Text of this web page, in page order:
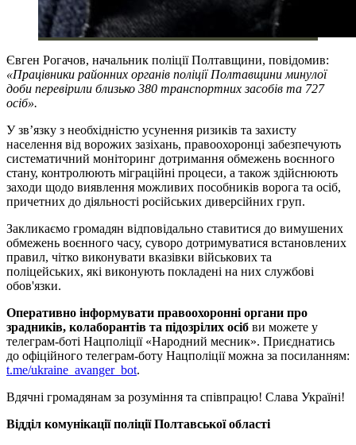
Євген Рогачов, начальник поліції Полтавщини, повідомив:
«Працівники районних органів поліції Полтавщини минулої
доби перевірили близько 380 транспортних засобів та 727
осіб».
У зв’язку з необхідністю усунення ризиків та захисту
населення від ворожих зазіхань, правоохоронці забезпечують
систематичний моніторинг дотримання обмежень воєнного
стану, контролюють міграційні процеси, а також здійснюють
заходи щодо виявлення можливих пособників ворога та осіб,
причетних до діяльності російських диверсійних груп.
Закликаємо громадян відповідально ставитися до вимушених
обмежень воєнного часу, суворо дотримуватися встановлених
правил, чітко виконувати вказівки військових та
поліцейських, які виконують покладені на них службові
обов'язки.
Оперативно інформувати правоохоронні органи про
зрадників, колаборантів та підозрілих осіб ви можете у
телеграм-боті Нацполіції «Народний месник». Приєднатись
до офіційного телеграм-боту Нацполіції можна за посиланням:
t.me/ukraine_avanger_bot.
Вдячні громадянам за розуміння та співпрацю! Слава Україні!
Відділ комунікації поліції Полтавської області